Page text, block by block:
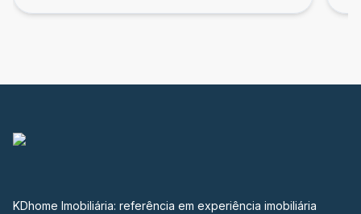
KDhome Imobiliária: referência em experiência imobiliária